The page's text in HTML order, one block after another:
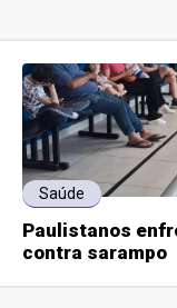
Saúde
Paulistanos
contra sarampo